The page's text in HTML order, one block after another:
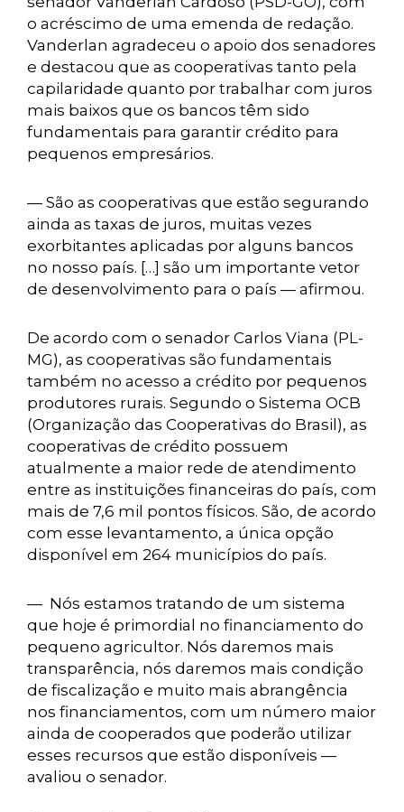
o acréscimo de uma emenda de redação.
Vanderlan agradeceu o apoio dos senadores
e destacou que as cooperativas tanto pela
capilaridade quanto por trabalhar com juros
mais baixos que os bancos têm sido
fundamentais para garantir crédito para
pequenos empresários.
— São as cooperativas que estão segurando
ainda as taxas de juros, muitas vezes
exorbitantes aplicadas por alguns bancos
no nosso país. […] são um importante vetor
de desenvolvimento para o país — afirmou.
De acordo com o senador Carlos Viana (PL-
MG), as cooperativas são fundamentais
também no acesso a crédito por pequenos
produtores rurais. Segundo o Sistema OCB
(Organização das Cooperativas do Brasil), as
cooperativas de crédito possuem
atualmente a maior rede de atendimento
entre as instituições financeiras do país, com
mais de 7,6 mil pontos físicos. São, de acordo
com esse levantamento, a única opção
disponível em 264 municípios do país.
— Nós estamos tratando de um sistema
que hoje é primordial no financiamento do
pequeno agricultor. Nós daremos mais
transparência, nós daremos mais condição
de fiscalização e muito mais abrangência
nos financiamentos, com um número maior
ainda de cooperados que poderão utilizar
esses recursos que estão disponíveis —
avaliou o senador.